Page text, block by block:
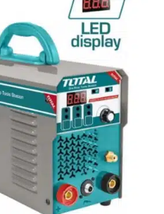
Adicionar
aos meus
desejos